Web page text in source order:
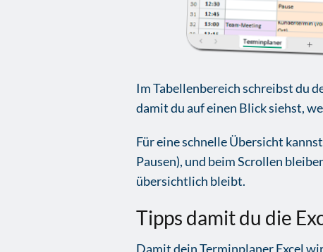
Im Tabellenbereich schreibst du
damit du auf einen Blick siehst,
Für eine schnelle Übersicht
Pausen), und beim Scrollen
übersichtlich bleibt.
Tipps damit du die
Damit dein Terminplaner Excel